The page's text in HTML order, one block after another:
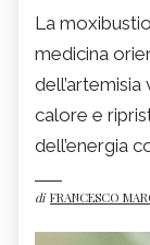
La
medicina
calore e
dell’energia
di FRANCESCO